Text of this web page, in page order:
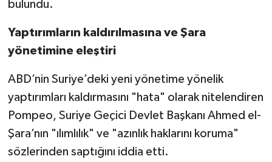
bulundu.
Yaptırımların kaldırılmasına ve Şara
yönetimine eleştiri
ABD’nin Suriye’deki yeni yönetime yönelik
yaptırımları kaldırmasını "hata" olarak nitelendiren
Pompeo, Suriye Geçici Devlet Başkanı Ahmed el-
Şara’nın "ılımlılık" ve "azınlık haklarını koruma"
sözlerinden saptığını iddia etti.